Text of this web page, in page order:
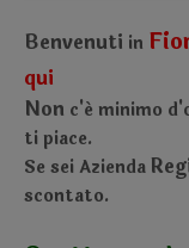
Benvenuti in
qui
Non c'é minimo
ti piace.
Se sei Azienda
scontato.